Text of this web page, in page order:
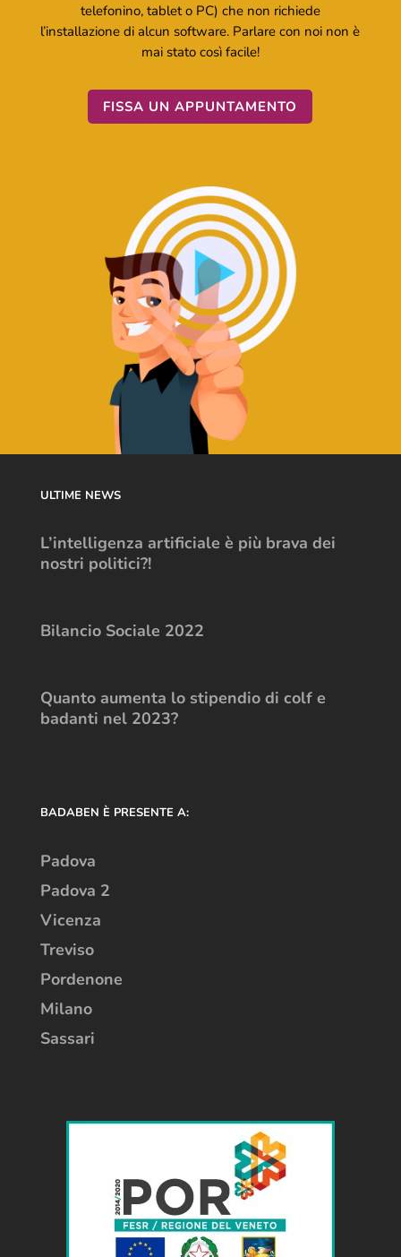
telefonino, tablet o PC) che non richiede
l’installazione di alcun software. Parlare con noi non è
mai stato così facile!
FISSA UN APPUNTAMENTO
ULTIME NEWS
L’intelligenza artificiale è più brava dei
nostri politici?!
Bilancio Sociale 2022
Quanto aumenta lo stipendio di colf e
badanti nel 2023?
BADABEN È PRESENTE A:
Padova
Padova 2
Vicenza
Treviso
Pordenone
Milano
Sassari